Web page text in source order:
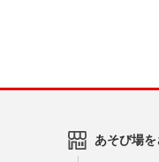
あそび場